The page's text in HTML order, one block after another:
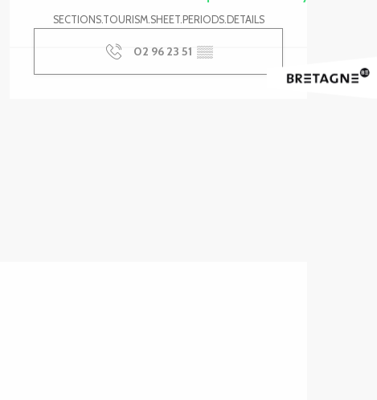
SECTIONS.TOURISM.SHEET.PERIODS.DETAILS
02 96 23 51 ▒▒